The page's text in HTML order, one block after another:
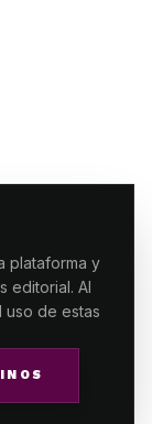
plataforma y
editorial. Al
uso de estas